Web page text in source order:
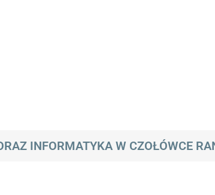
INFORMATYKA W CZOŁÓWCE